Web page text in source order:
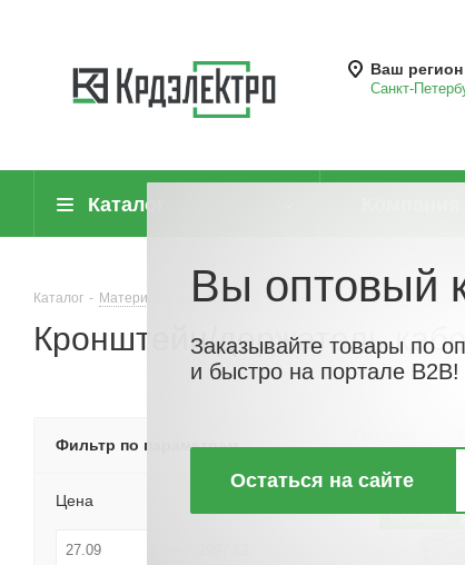
Ваш регион
Санкт-
Каталог
Каталог - Материалы для монтажа - Метизы, крепёжные
Кронштейн/держатель
НОВИНКА
Фильтр по параметрам
Цена
Вы оптовый
Заказывайте товары по
и быстро на портале B2B!
Остаться на сайте